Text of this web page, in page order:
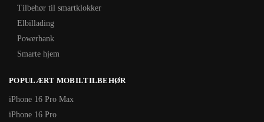
Tilbehør til smartklokker
Elbillading
Powerbank
Smarte hjem
POPULÆRT MOBILTILBEHØR
iPhone 16 Pro Max
iPhone 16 Pro